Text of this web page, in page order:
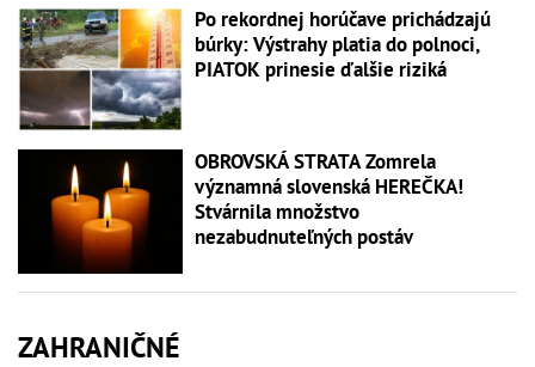
Po rekordnej horúčave prichádzajú
búrky: Výstrahy platia do polnoci,
PIATOK prinesie ďalšie riziká
OBROVSKÁ STRATA Zomrela
významná slovenská HEREČKA!
Stvárnila množstvo
nezabudnuteľných postáv
ZAHRANIČNÉ